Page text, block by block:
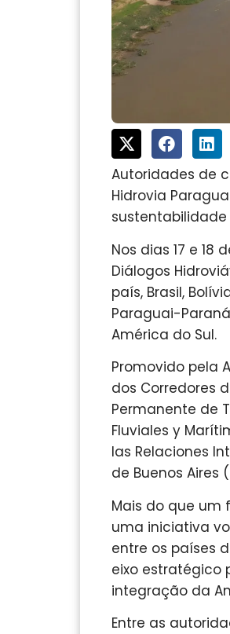
Autoridades de
Hidrovia
Nos dias 17 e 18
Diálogos
país, Brasil,
Paraguai-
América do Sul.
Promovido pela
dos Corredores
Permanente de
Fluviales y
las Relaciones
de Buenos Aires
Mais do que um
uma iniciativa
entre os países
eixo estratégico
integração da
Entre as